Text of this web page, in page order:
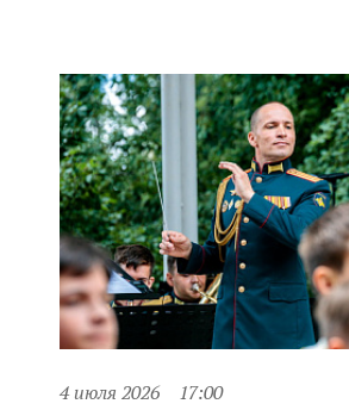
4 июля 2026 17:00